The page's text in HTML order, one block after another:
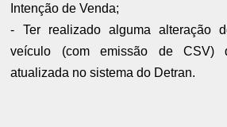
Intenção de Venda;
- Ter realizado alguma alteração
veículo (com emissão de CSV)
atualizada no sistema do Detran.